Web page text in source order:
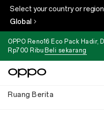
Select your country or region
Global
OPPO Reno16 Eco Pack
Rp700 Ribu Beli sekarang
Ruang Berita